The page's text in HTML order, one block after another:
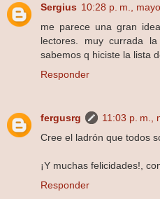
Sergius 10:28 p. m.,
me parece una gran
lectores. muy currada
sabemos q hiciste la lista
Responder
fergusrg
11:03 p. m.,
Cree el ladrón que todos
¡Y muchas felicidades!,
Responder